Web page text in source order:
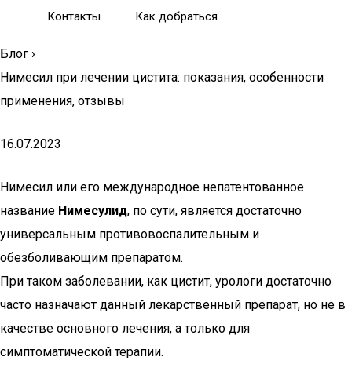
Контакты Как добраться
Блог ›
Нимесил при лечении цистита: показания, особенности
применения, отзывы
16.07.2023
Нимесил или его международное непатентованное
название Нимесулид, по сути, является достаточно
универсальным противовоспалительным и
обезболивающим препаратом.
При таком заболевании, как цистит, урологи достаточно
часто назначают данный лекарственный препарат, но не в
качестве основного лечения, а только для
симптоматической терапии.